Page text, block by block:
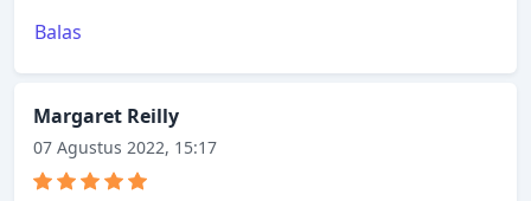
Balas
Margaret Reilly
07 Agustus 2022, 15:17